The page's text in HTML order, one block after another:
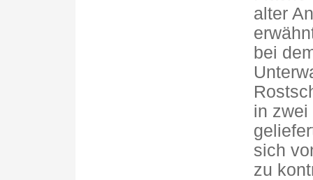
alter
bei
in zwei
sich
zu